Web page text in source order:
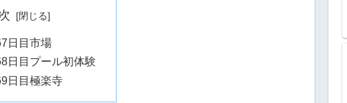
日目市場
日目プール初体験
日目極楽寺